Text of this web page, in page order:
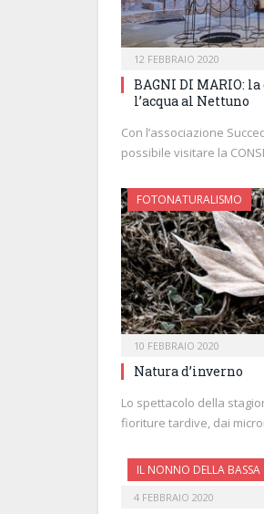
12 FEBBRAIO 2020
BAGNI DI MARIO:
l’acqua al Nettuno
Con l’associazione
possibile visitare la
FOTONATURALISMO
10 FEBBRAIO 2020
Natura d’inverno
Lo spettacolo della
fioriture tardive, dai
IL NONNO DELLA BASSA
4 FEBBRAIO 2020